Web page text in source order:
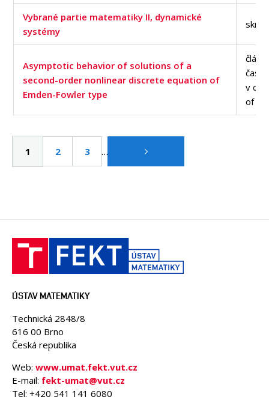
Vybrané partie matematiky II, dynamické
systémy
Asymptotic behavior of solutions of a
second-order nonlinear discrete equation of
Emden-Fowler type
v
of
Aktuální
1 Page
2 Page
3 …
ÚSTAV MATEMATIKY
Technická 2848/8
616 00 Brno
Česká republika
Web: www.umat.fekt.vut.cz
E-mail: fekt-umat@vut.cz
Tel: +420 541 141 6080